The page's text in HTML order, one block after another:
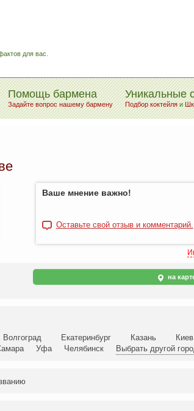
для вас.
Помощь бармена
Задайте вопрос нашему бармену
Уникальные
Подбор коктейляи
Ваше мнение важно!
Оставьте свой отзыв и комментарий.
на
Волгоград Екатеринбург Казань Киев
Уфа Челябинск Выбрать другой